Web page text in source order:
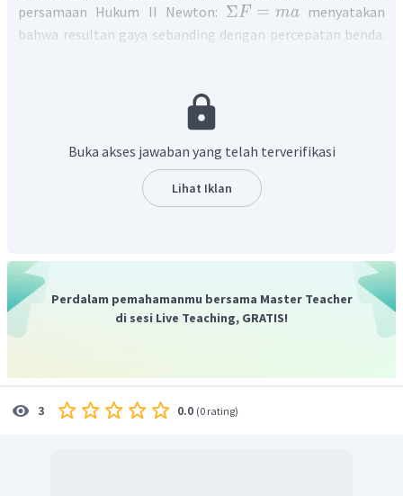
persamaan Hukum II Newton: Σ F = mamenyatakan
bahwa resultan gaya sebanding dengan percepatan benda.
berhubungan dengan massa, gaya gesek dipengaruhi oleh
apabila permukaan benda dengan
daripada gaya yang diberikan, benda tersebut akan
bergerak dipercepat. Namun jika gaya gesek sama atau
lebih besar daripada gaya yang diberikan pada benda
Buka akses jawaban yang telah terverifikasi
Lihat Iklan
Perdalam pemahamanmu bersama Master Teacher
di sesi Live Teaching, GRATIS!
3 0.0 (0 rating)